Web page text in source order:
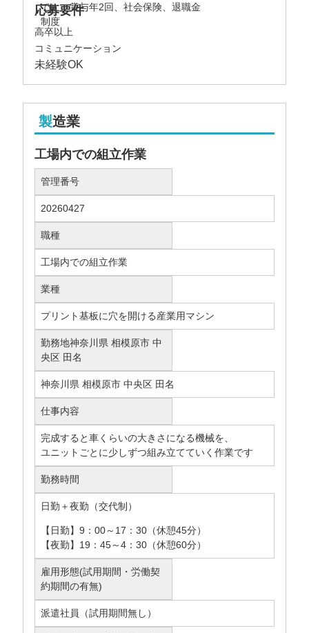
で）、賞与年2回、社会保険、退職金
制度
応募要件
高卒以上
コミュニケーション
未経験OK
製造業
工場内での組立作業
管理番号
20260427
職種
工場内での組立作業
業種
プリント基板に穴を開ける産業用マシン
勤務地神奈川県 相模原市 中
央区 田名
神奈川県 相模原市 中央区 田名
仕事内容
完成すると車くらいの大きさになる機械を、
ユニットごとに少しずつ組み立てていく作業です
勤務時間
日勤＋夜勤（交代制）
【日勤】9：00～17：30（休憩45分）
【夜勤】19：45～4：30（休憩60分）
雇用形態(試用期間・労働契
約期間の有無)
派遣社員（試用期間無し）